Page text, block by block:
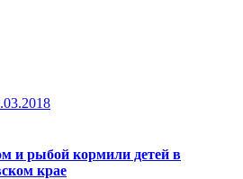
и рыбой кормили детей в
крае